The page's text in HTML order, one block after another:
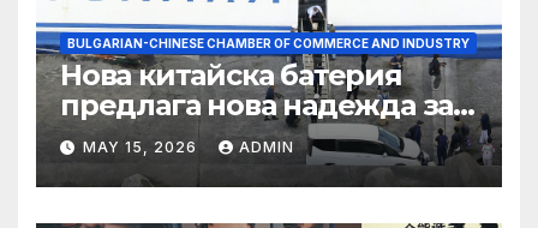
BULGARIAN-CHINESE CHAMBER OF COMMERCE AND INDUSTRY
Нова китайска батерия
предлага нова надежда за
съхранение на водород
MAY 15, 2026 ADMIN